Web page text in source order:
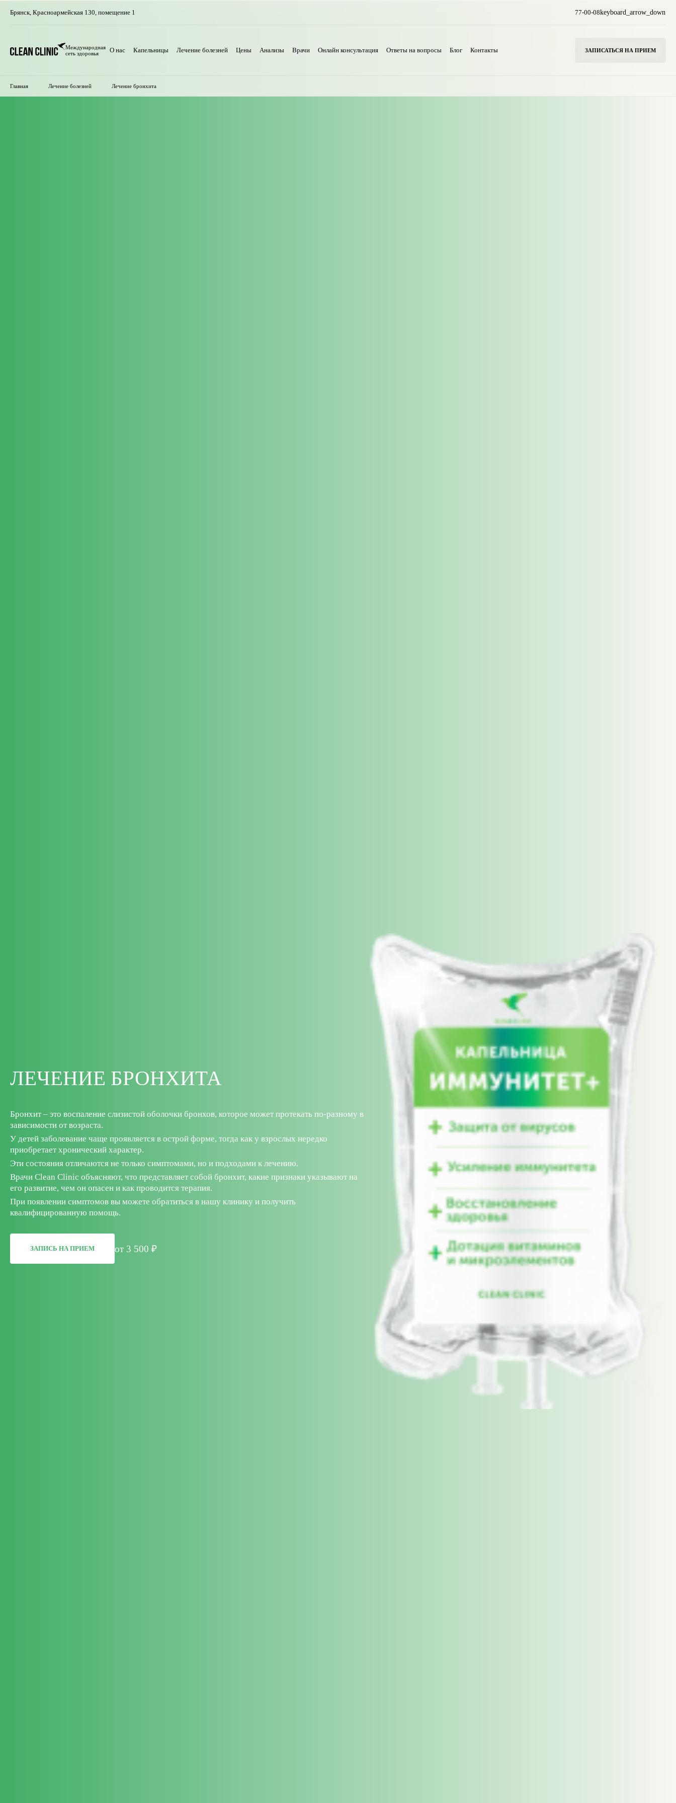
Брянск Красноармейская 130, помещение 1 77-00-08keyboard_arrow_down
Международная
сеть здоровья
О нас Капельницы Лечение болезней Цены Анализы Врачи Онлайн консультация Ответы на вопросы Блог Контакты ЗАПИСАТЬСЯ НА ПРИЕМ
Главная Лечение болезней Лечение бронхита
ЛЕЧЕНИЕ БРОНХИТА
Бронхит – это воспаление слизистой оболочки бронхов, которое может протекать по-разному в
зависимости от возраста.
У детей заболевание чаще проявляется в острой форме, тогда как у взрослых нередко
приобретает хронический характер.
Эти состояния отличаются не только симптомами, но и подходами к лечению.
Врачи Clean Clinic объясняют, что представляет собой бронхит, какие признаки указывают на
его развитие, чем он опасен и как проводится терапия.
При появлении симптомов вы можете обратиться в нашу клинику и получить
квалифицированную помощь.
ЗАПИСЬ НА ПРИЕМ от 3 500 ₽